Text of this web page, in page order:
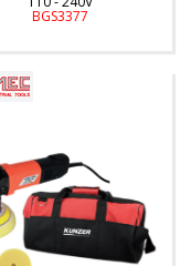
BGS3377